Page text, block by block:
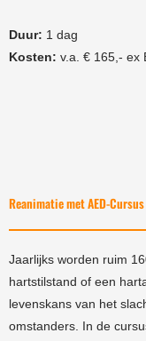
Duur: 1 dag
Kosten: v.a. € 165,- ex
Reanimatie met AED-Cursus
Jaarlijks worden ruim
hartstilstand of een
levenskans van het
omstanders. In de